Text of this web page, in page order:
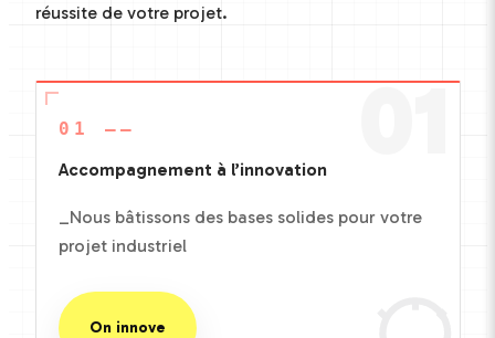
réussite de votre projet.
01
01 ——
Accompagnement à l’innovation
_Nous bâtissons des bases solides pour votre
projet industriel
On innove